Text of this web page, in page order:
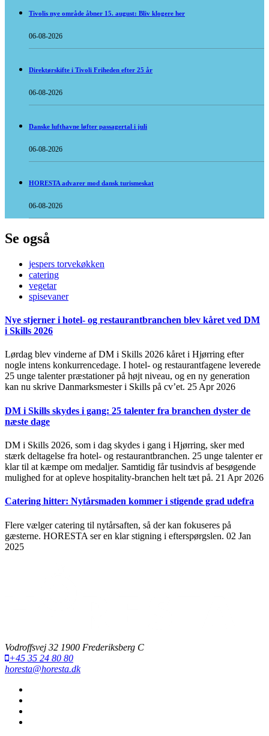
Tivolis nye område åbner 15. august: Bliv klogere her
06-08-2026
Direktørskifte i Tivoli Friheden efter 25 år
06-08-2026
Danske lufthavne løfter passagertal i juli
06-08-2026
HORESTA advarer mod dansk turismeskat
06-08-2026
Se også
jespers torvekøkken
catering
vegetar
spisevaner
Nye stjerner i hotel- og restaurantbranchen blev kåret ved DM
i Skills 2026
Lørdag blev vinderne af DM i Skills 2026 kåret i Hjørring efter
nogle intens konkurrencedage. I hotel- og restaurantfagene leverede
25 unge talenter præstationer på højt niveau, og en ny generation
kan nu skrive Danmarksmester i Skills på cv’et. 25 Apr 2026
DM i Skills skydes i gang: 25 talenter fra branchen dyster de
næste dage
DM i Skills 2026, som i dag skydes i gang i Hjørring, sker med
stærk deltagelse fra hotel- og restaurantbranchen. 25 unge talenter er
klar til at kæmpe om medaljer. Samtidig får tusindvis af besøgende
mulighed for at opleve hospitality-branchen helt tæt på. 21 Apr 2026
Catering hitter: Nytårsmaden kommer i stigende grad udefra
Flere vælger catering til nytårsaften, så der kan fokuseres på
gæsterne. HORESTA ser en klar stigning i efterspørgslen. 02 Jan
2025
Vodroffsvej 32 1900 Frederiksberg C
+45 35 24 80 80
horesta@horesta.dk